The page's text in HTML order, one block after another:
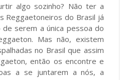
algo sozinho? Não ter a
Reggaetoneiros do Brasil já
serem a única pessoa do
Mas não, existem
no Brasil que assim
então os encontre e
a se juntarem a nós, a